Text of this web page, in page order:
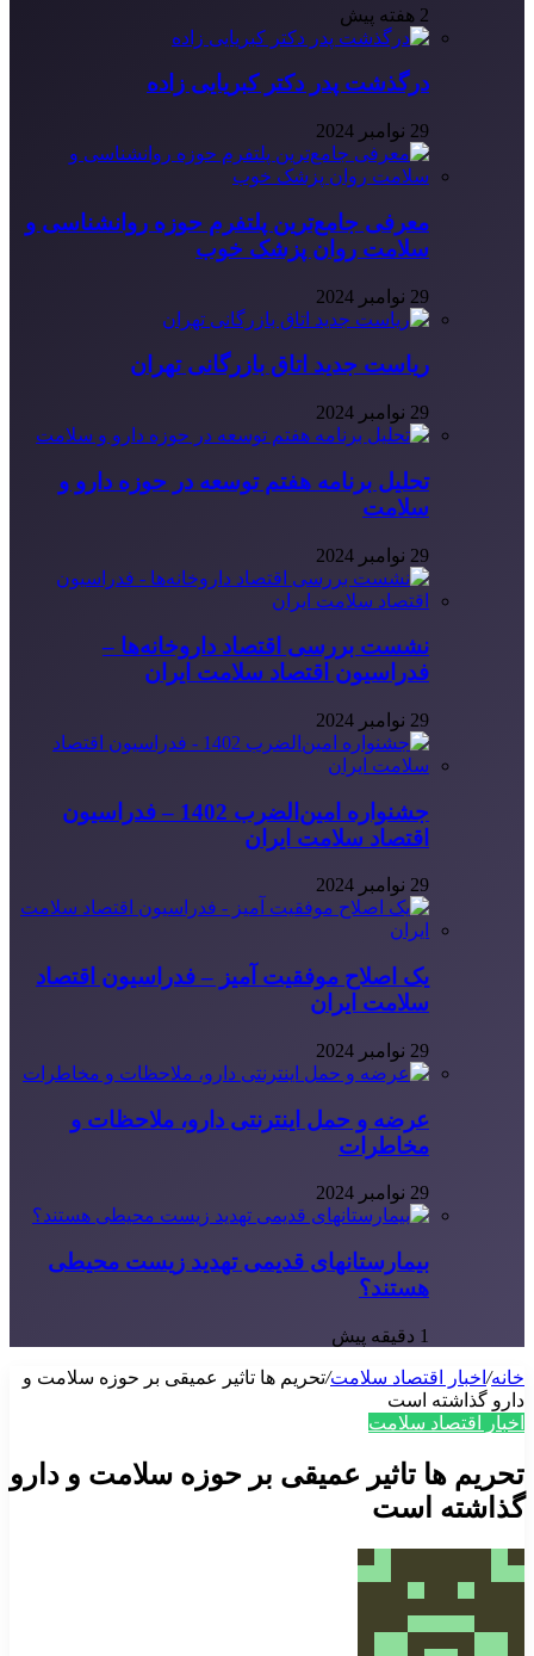
2 هفته پیش
درگذشت پدر دکتر کبریایی زاده
29 نوامبر 2024
معرفی جامع‌ترین پلتفرم حوزه روانشناسی و
سلامت روان پزشک خوب
29 نوامبر 2024
ریاست جدید اتاق بازرگانی تهران
29 نوامبر 2024
تحلیل برنامه هفتم توسعه در حوزه دارو و
سلامت
29 نوامبر 2024
نشست بررسی اقتصاد داروخانه‌ها –
فدراسیون اقتصاد سلامت ایران
29 نوامبر 2024
جشنواره امین‌الضرب 1402 – فدراسیون
اقتصاد سلامت ایران
29 نوامبر 2024
یک اصلاح موفقیت آمیز – فدراسیون اقتصاد
سلامت ایران
29 نوامبر 2024
عرضه و حمل اینترنتی دارو، ملاحظات و
مخاطرات
29 نوامبر 2024
بیمارستانهای قدیمی تهدید زیست محیطی
هستند؟
1 دقیقه پیش
خانه/ اخبار اقتصاد سلامت/تحریم ها تاثیر عمیقی بر حوزه سلامت و
دارو گذاشته است
اخبار اقتصاد سلامت
تحریم ها تاثیر عمیقی بر حوزه سلامت و دارو
گذاشته است